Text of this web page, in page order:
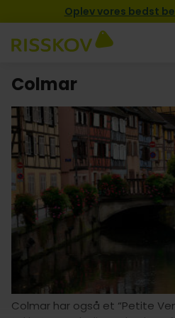
Oplev vores bedst
Colmar
Colmar har også et “Petite